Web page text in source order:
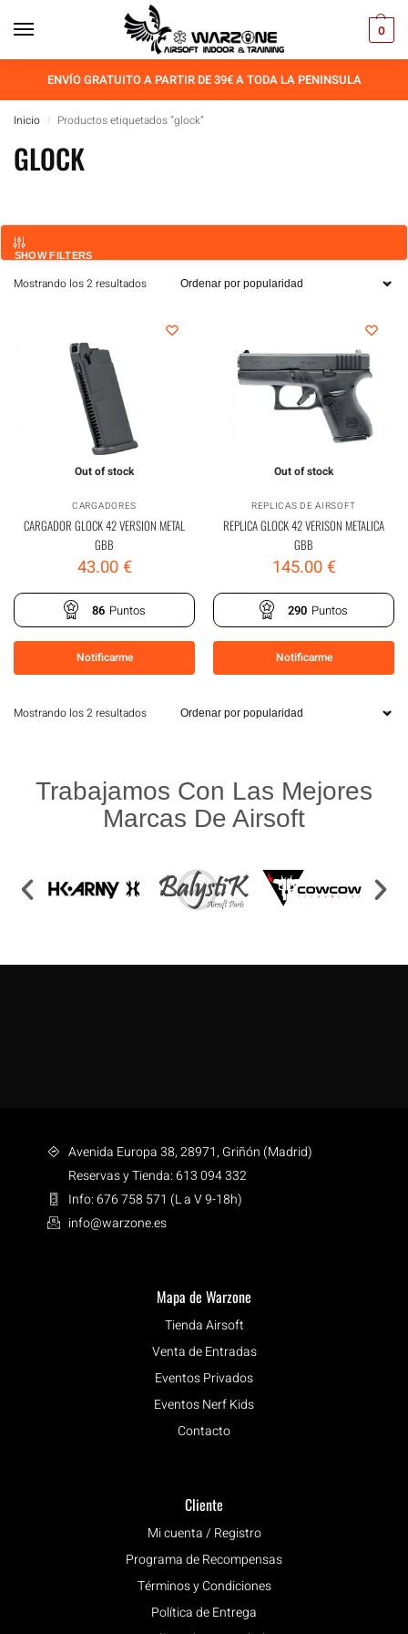
0
ENVÍO GRATUITO A PARTIR DE 39€ A TODA LA PENINSULA
Inicio / Productos etiquetados “glock”
GLOCK
SHOW FILTERS
Mostrando los 2 resultados
Out of stock
CARGADORES
CARGADOR GLOCK 42 VERSION METAL
GBB
43.00€
86 Puntos
Notificarme
Out of stock
REPLICAS DE AIRSOFT
REPLICA GLOCK 42 VERISON METALICA
GBB
145.00€
290 Puntos
Notificarme
Mostrando los 2 resultados
Trabajamos Con Las Mejores
Marcas De Airsoft
Avenida Europa 38, 28971, Griñón (Madrid)
Reservas y Tienda: 613 094 332
Info: 676 758 571 (L a V 9-18h)
info@warzone.es
Mapa de Warzone
Tienda Airsoft
Venta de Entradas
Eventos Privados
Eventos Nerf Kids
Contacto
Cliente
Mi cuenta / Registro
Programa de Recompensas
Términos y Condiciones
Política de Entrega